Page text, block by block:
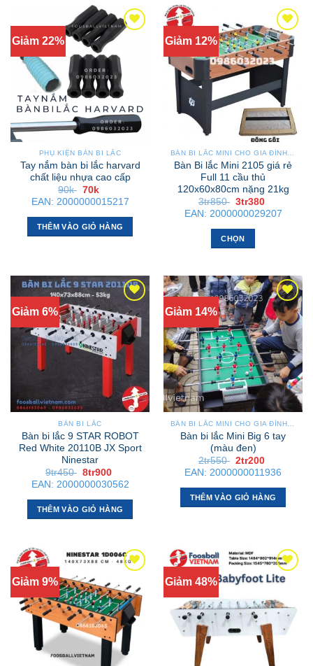
Giảm 22%
PHỤ KIỆN BÀN BI LẮC
Tay nắm bàn bi lắc harvard
chất liệu nhựa cao cấp
90k Giá
gốc
là:
90k .
70k
hiện
tại
là:
70k .
EAN: 2000000015217
THÊM VÀO GIỎ HÀNG
Giảm 12%
BÀN BI LẮC MINI CHO GIA ĐÌNH – NHỎ GỌN, GẬP GỌN, DỄ DI CHUYỂN
Bàn Bi lắc Mini 2105 giá rẻ
Full 11 cầu thủ
120x60x80cm nặng 21kg
3tr850 Giá
gốc
là:
3tr850 .
3tr380
hiện
tại
EAN: 2000000029207
CHỌN
này
có
nhiều
biến
thể.
Các
tùy
chọn
có
được
chọn
trên
trang
sản
phẩm
Giảm 6%
BÀN BI LẮC
Bàn bi lắc 9 STAR ROBOT
Red White 20110B JX Sport
Ninestar
9tr450 Giá
gốc
là:
9tr450 .
8tr900
hiện
tại
là:
8tr900 .
EAN: 2000000030562
THÊM VÀO GIỎ HÀNG
Giảm 14%
Bàn bi lắc Mini Big 6 tay
(màu đen)
2tr550 Giá
gốc
là:
2tr550 .
2tr200
hiện
tại
là:
2tr200 .
EAN: 2000000011936
THÊM VÀO GIỎ HÀNG
Giảm 9% Giảm 48%